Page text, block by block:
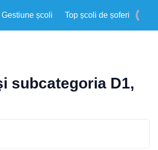
Gestiune școli Top școli de șoferi
subcategoria D1,